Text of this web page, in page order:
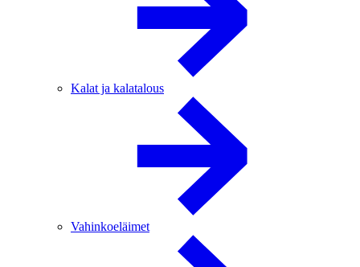
Kalat ja kalatalous
Vahinkoeläimet